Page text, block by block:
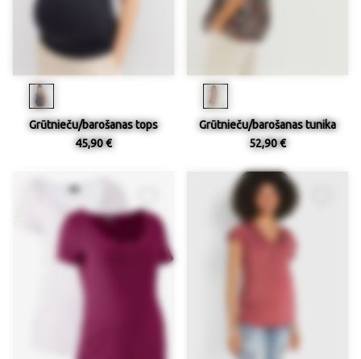
Grūtnieču/barošanas tops
45,90 €
Grūtnieču/barošanas tunika
52,90 €